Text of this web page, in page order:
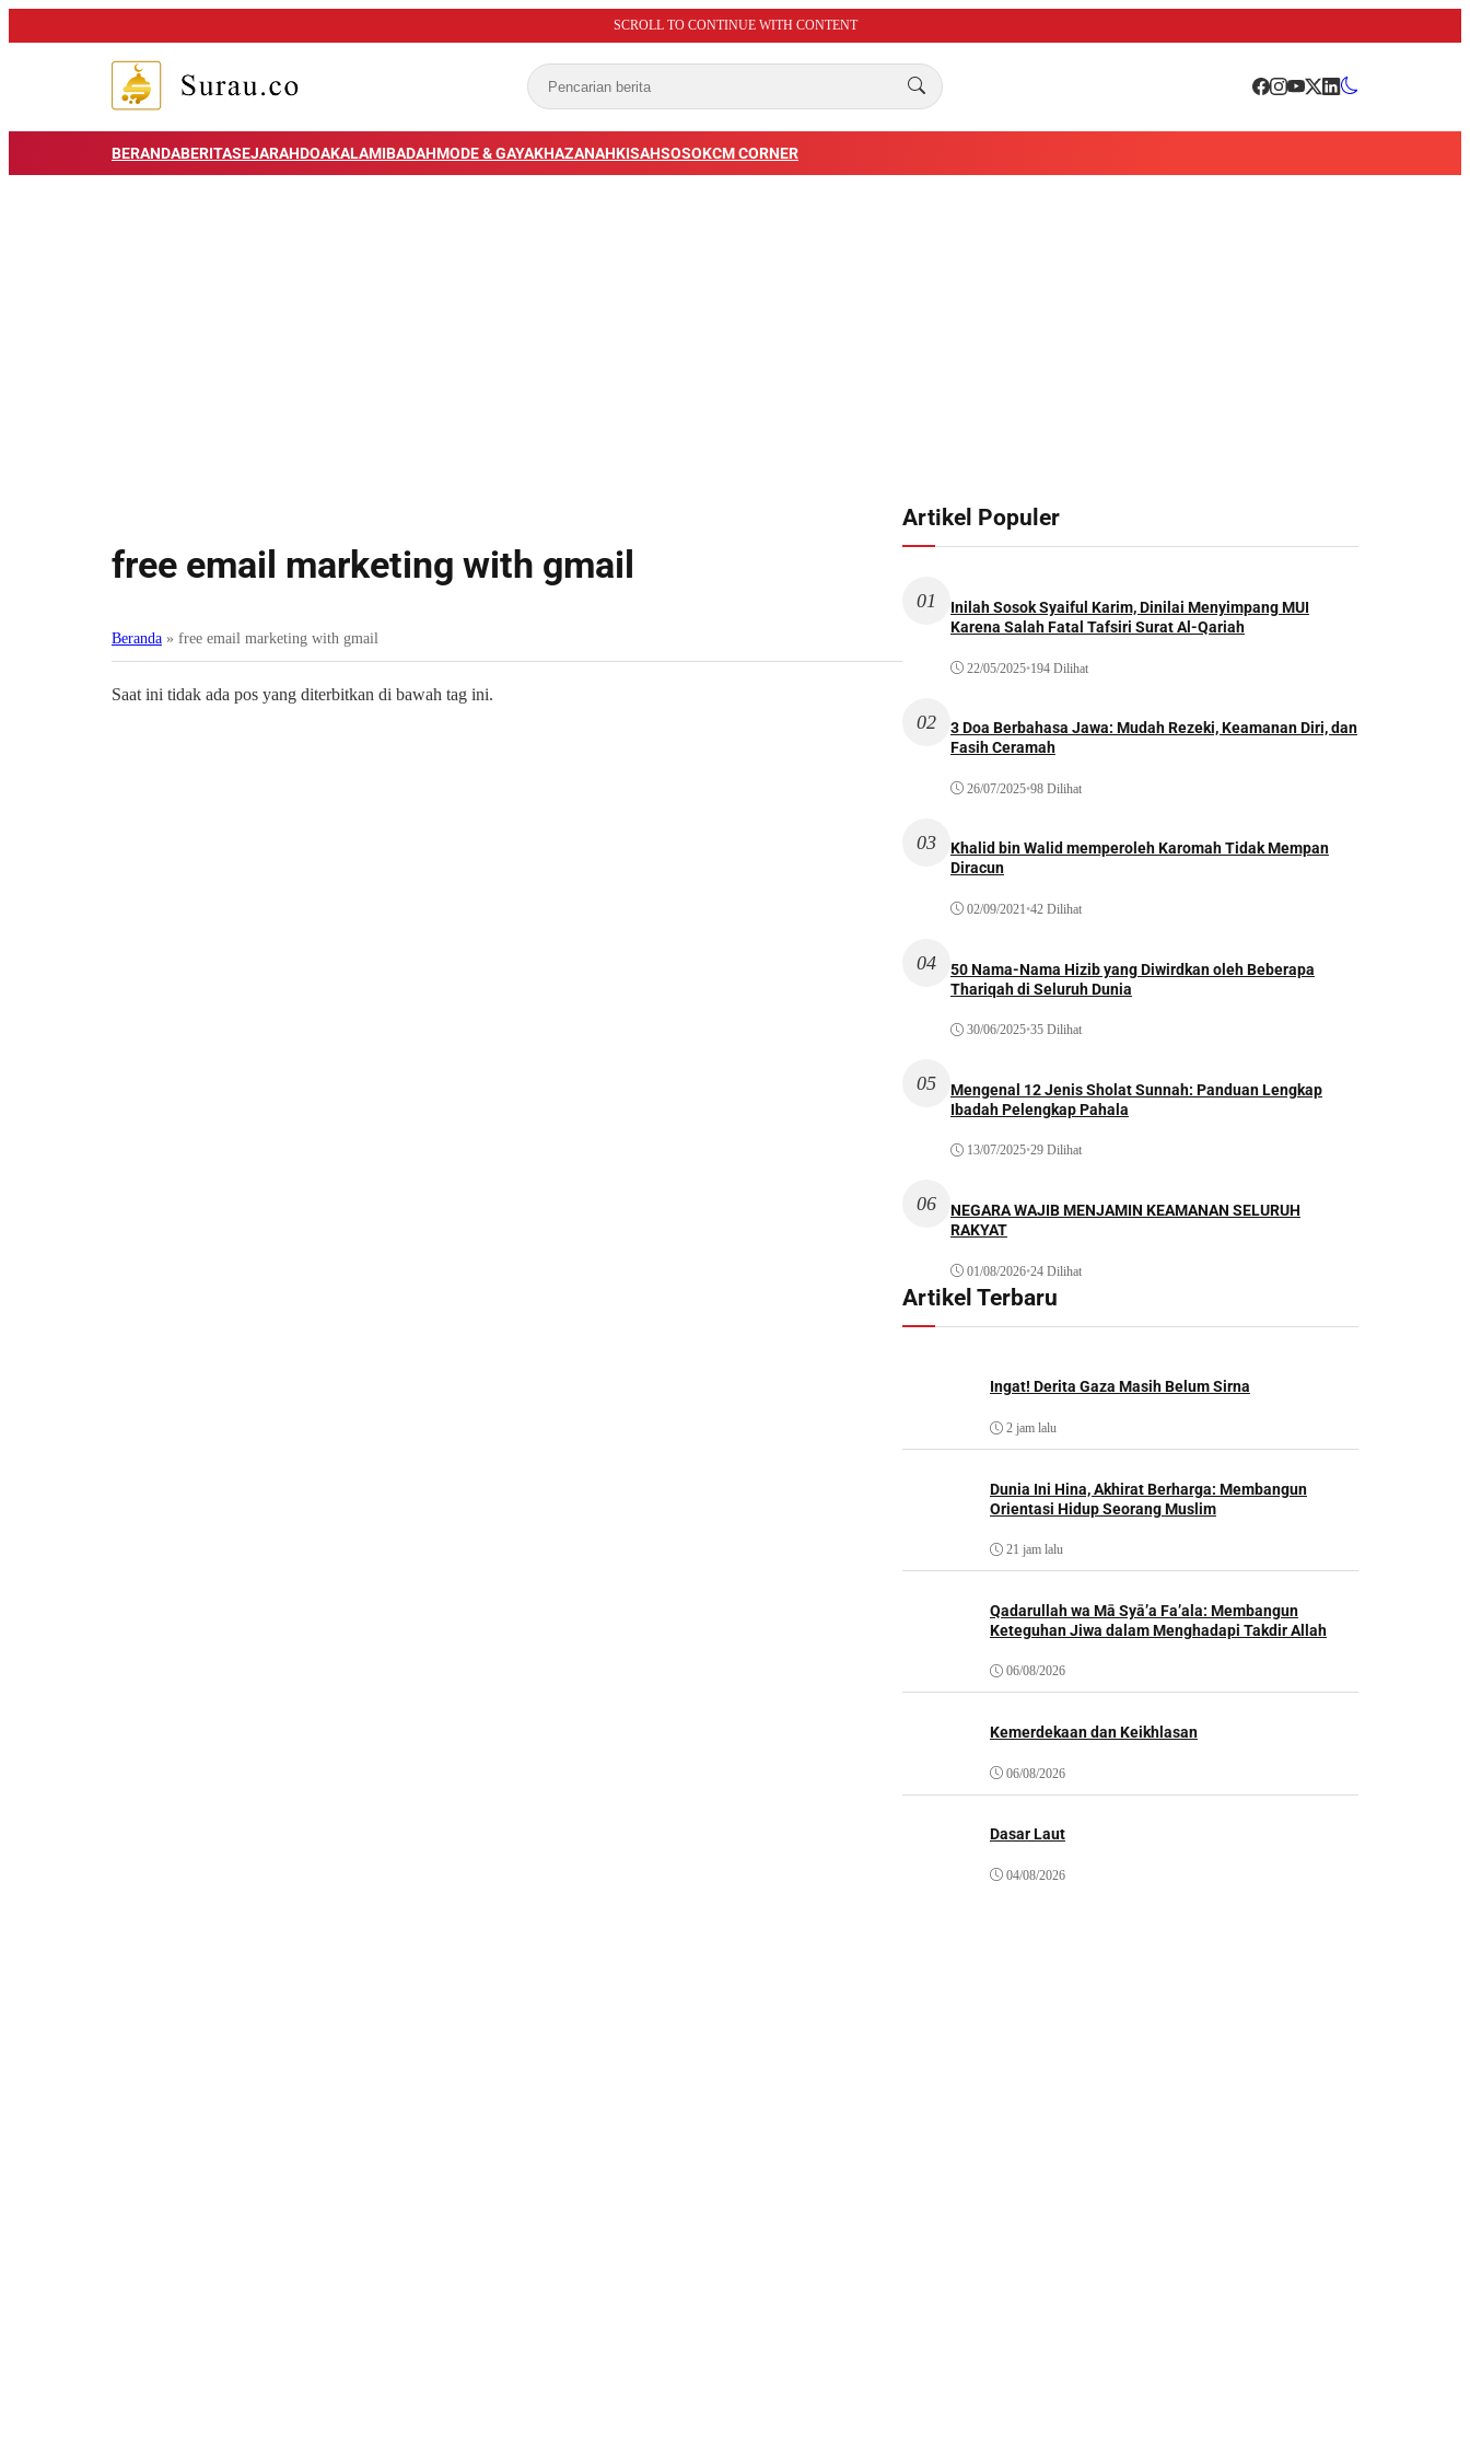
SCROLL TO CONTINUE WITH CONTENT
BERANDABERITASEJARAHDOAKALAMIBADAHMODE & GAYAKHAZANAHKISAHSOSOKCM CORNER
free email marketing with gmail
Beranda » free email marketing with gmail
Saat ini tidak ada pos yang diterbitkan di bawah tag ini.
Artikel Populer
01
Inilah Sosok Syaiful Karim, Dinilai Menyimpang MUI
Karena Salah Fatal Tafsiri Surat Al-Qariah
22/05/2025•194 Dilihat
02
3 Doa Berbahasa Jawa: Mudah Rezeki, Keamanan Diri, dan
Fasih Ceramah
26/07/2025•98 Dilihat
03
Khalid bin Walid memperoleh Karomah Tidak Mempan
Diracun
02/09/2021•42 Dilihat
04
50 Nama-Nama Hizib yang Diwirdkan oleh Beberapa
Thariqah di Seluruh Dunia
30/06/2025•35 Dilihat
05
Mengenal 12 Jenis Sholat Sunnah: Panduan Lengkap
Ibadah Pelengkap Pahala
13/07/2025•29 Dilihat
06
NEGARA WAJIB MENJAMIN KEAMANAN SELURUH
RAKYAT
01/08/2026•24 Dilihat
Artikel Terbaru
Ingat! Derita Gaza Masih Belum Sirna
2 jam lalu
Dunia Ini Hina, Akhirat Berharga: Membangun
Orientasi Hidup Seorang Muslim
21 jam lalu
Qadarullah wa Mā Syā’a Fa’ala: Membangun
Keteguhan Jiwa dalam Menghadapi Takdir Allah
06/08/2026
Kemerdekaan dan Keikhlasan
06/08/2026
Dasar Laut
04/08/2026